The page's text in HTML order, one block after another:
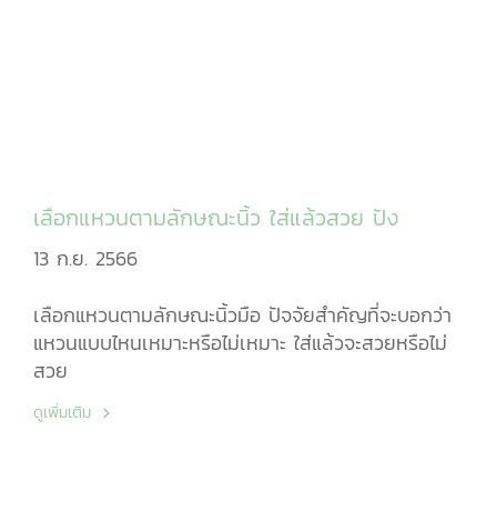
เลือกแหวนตามลักษณะนิ้ว ใส่แล้วสวย ปัง
13 ก.ย. 2566
เลือกแหวนตามลักษณะนิ้วมือ ปัจจัยสำคัญที่จะบอกว่า
แหวนแบบไหนเหมาะหรือไม่เหมาะ ใส่แล้วจะสวยหรือไม่
สวย
ดูเพิ่มเติม